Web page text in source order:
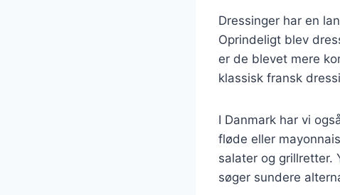
Dressinger har en
Oprindeligt blev
er de blevet mere
klassisk fransk
I Danmark har vi
fløde eller
salater og grillretter.
søger sundere